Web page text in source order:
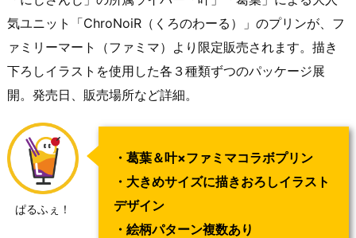
気ユニット「ChroNoiR（くろのわーる）」のプリンが、フ
ァミリーマート（ファミマ）より限定販売されます。描き
下ろしイラストを使用した各３種類ずつのパッケージ展
開。発売日、販売場所など詳細。
ぱるふぇ！
・葛葉＆叶×ファミマコラボプリン
・大きめサイズに描きおろしイラスト
デザイン
・絵柄パターン複数あり